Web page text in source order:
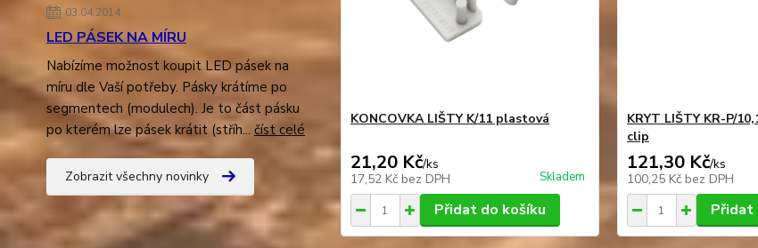
03.04.2014
LED PÁSEK NA MÍRU
Nabízíme možnost koupit LED pásek na
míru dle Vaší potřeby. Pásky krátíme po
segmentech (modulech). Je to část pásku
po kterém lze pásek krátit (stříh... číst celé
Zobrazit všechny novinky
KONCOVKA LIŠTY K/11 plastová
21,20 Kč/ks
17,52 Kč bez DPH Skladem
Přidat do košíku
KRYT LIŠTY KR-P/
clip
121,30 Kč/ks
100,25 Kč bez DPH
Přidat